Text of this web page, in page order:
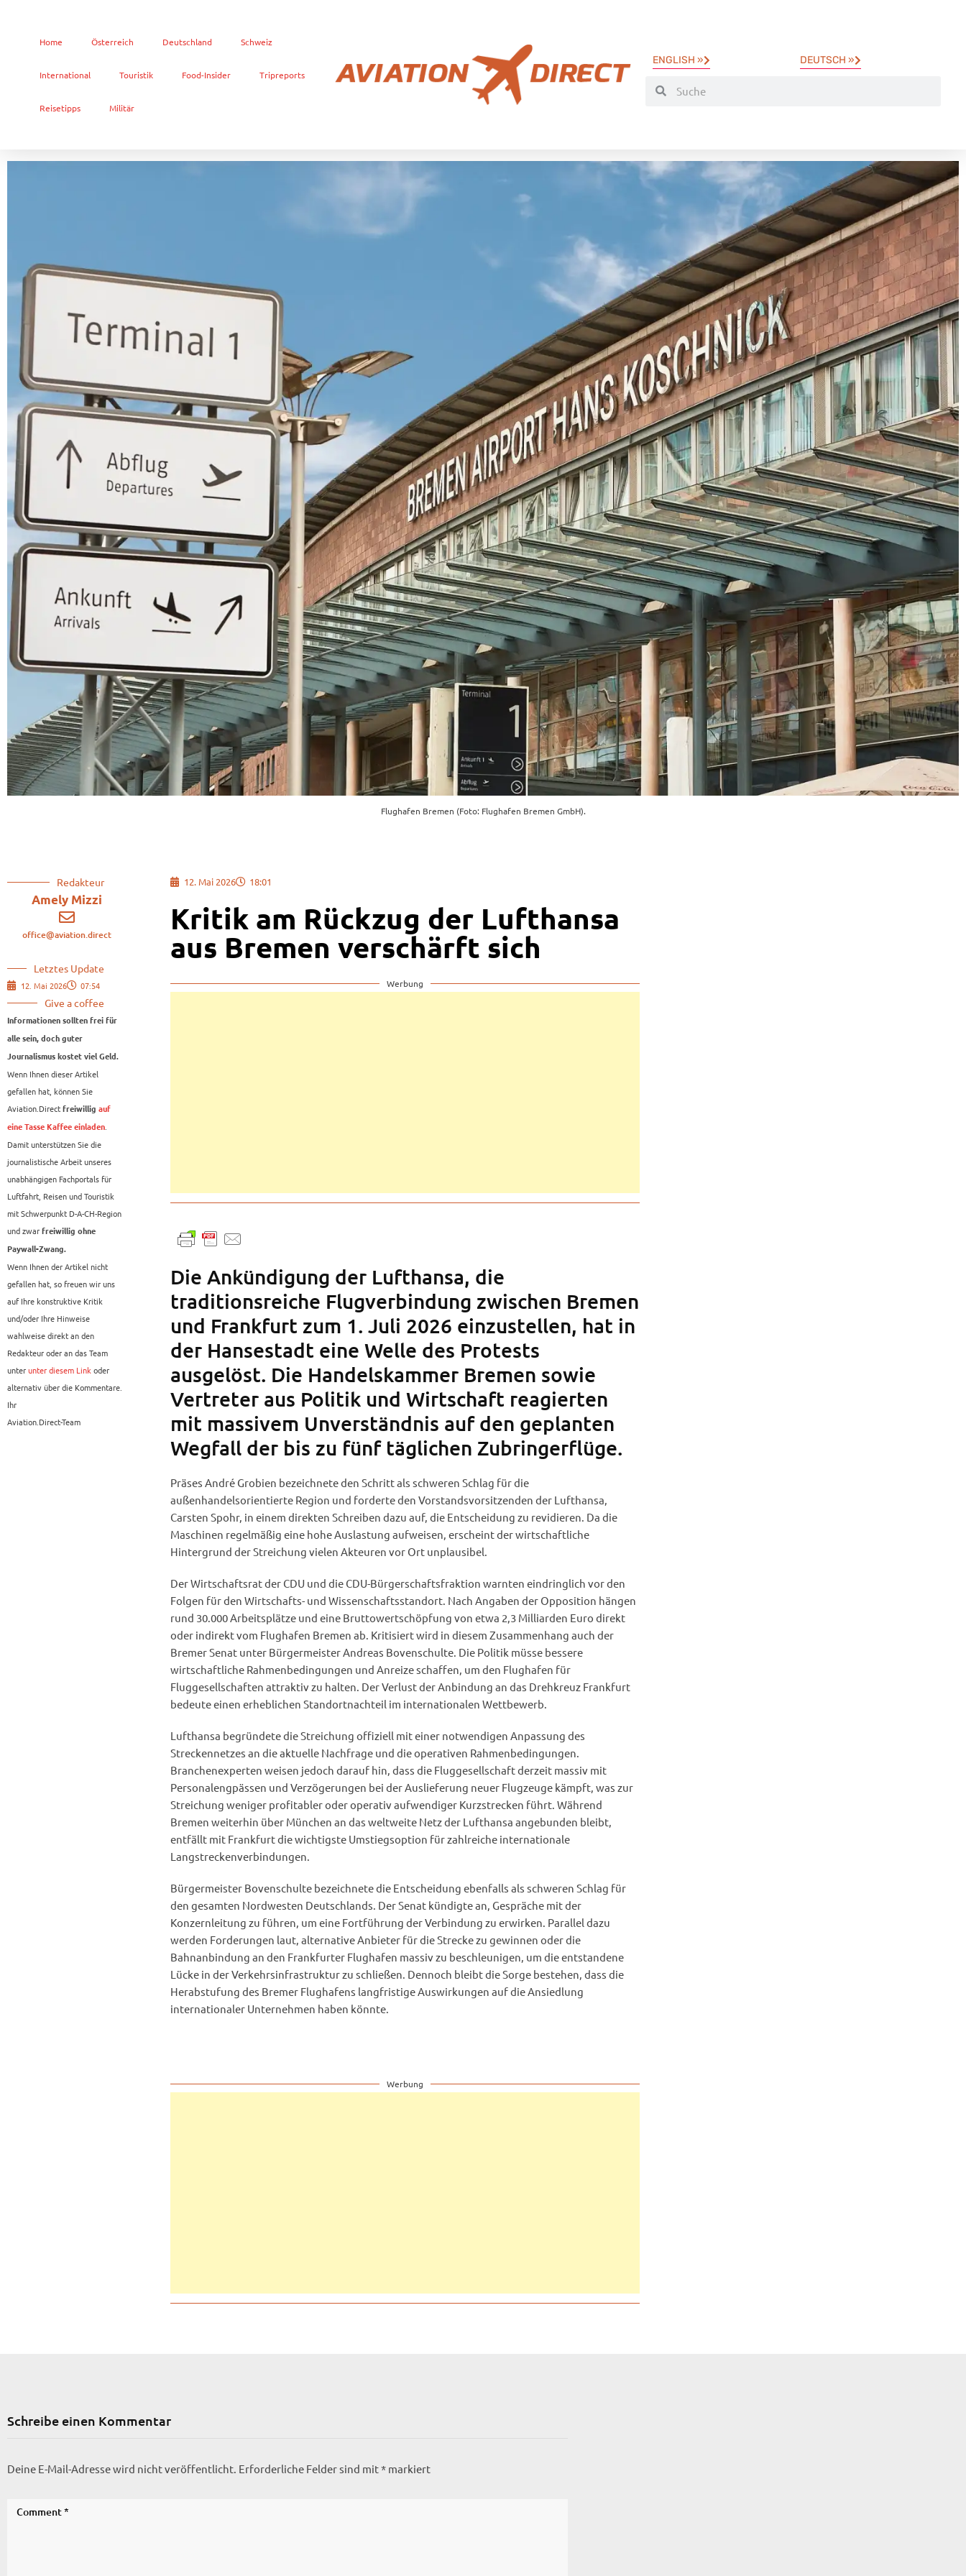
Home Österreich Deutschland Schweiz
International Touristik Food-Insider Tripreports
Reisetipps Militär
ENGLISH » DEUTSCH »
Flughafen Bremen (Foto: Flughafen Bremen GmbH).
Redakteur
Amely Mizzi
office@aviation.direct
Letztes Update
12. Mai 2026 07:54
Give a coffee
Informationen sollten frei für
alle sein, doch guter
Journalismus kostet viel Geld.
Wenn Ihnen dieser Artikel
gefallen hat, können Sie
Aviation.Direct freiwillig auf
eine Tasse Kaffee einladen
Damit unterstützen Sie die
journalistische Arbeit unseres
unabhängigen Fachportals für
Luftfahrt, Reisen und Touristik
mit Schwerpunkt D-A-CH-Region
und zwar freiwillig ohne
Paywall-Zwang.
Wenn Ihnen der Artikel nicht
gefallen hat, so freuen wir uns
auf Ihre konstruktive Kritik
und/oder Ihre Hinweise
wahlweise direkt an den
Redakteur oder an das Team
unterunter diesem Link oder
alternativ über die Kommentare.
Ihr
Aviation.Direct-Team
12. Mai 2026 18:01
Kritik am Rückzug der Lufthansa
aus Bremen verschärft sich
Werbung
Die Ankündigung der Lufthansa, die
traditionsreiche Flugverbindung zwischen Bremen
und Frankfurt zum 1. Juli 2026 einzustellen, hat in
der Hansestadt eine Welle des Protests
ausgelöst. Die Handelskammer Bremen sowie
Vertreter aus Politik und Wirtschaft reagierten
mit massivem Unverständnis auf den geplanten
Wegfall der bis zu fünf täglichen Zubringerflüge.
Präses André Grobien bezeichnete den Schritt als schweren Schlag für die
außenhandelsorientierte Region und forderte den Vorstandsvorsitzenden der Lufthansa,
Carsten Spohr, in einem direkten Schreiben dazu auf, die Entscheidung zu revidieren. Da die
Maschinen regelmäßig eine hohe Auslastung aufweisen, erscheint der wirtschaftliche
Hintergrund der Streichung vielen Akteuren vor Ort unplausibel.
Der Wirtschaftsrat der CDU und die CDU-Bürgerschaftsfraktion warnten eindringlich vor den
Folgen für den Wirtschafts- und Wissenschaftsstandort. Nach Angaben der Opposition hängen
rund 30.000 Arbeitsplätze und eine Bruttowertschöpfung von etwa 2,3 Milliarden Euro direkt
oder indirekt vom Flughafen Bremen ab. Kritisiert wird in diesem Zusammenhang auch der
Bremer Senat unter Bürgermeister Andreas Bovenschulte. Die Politik müsse bessere
wirtschaftliche Rahmenbedingungen und Anreize schaffen, um den Flughafen für
Fluggesellschaften attraktiv zu halten. Der Verlust der Anbindung an das Drehkreuz Frankfurt
bedeute einen erheblichen Standortnachteil im internationalen Wettbewerb.
Lufthansa begründete die Streichung offiziell mit einer notwendigen Anpassung des
Streckennetzes an die aktuelle Nachfrage und die operativen Rahmenbedingungen.
Branchenexperten weisen jedoch darauf hin, dass die Fluggesellschaft derzeit massiv mit
Personalengpässen und Verzögerungen bei der Auslieferung neuer Flugzeuge kämpft, was zur
Streichung weniger profitabler oder operativ aufwendiger Kurzstrecken führt. Während
Bremen weiterhin über München an das weltweite Netz der Lufthansa angebunden bleibt,
entfällt mit Frankfurt die wichtigste Umstiegsoption für zahlreiche internationale
Langstreckenverbindungen.
Bürgermeister Bovenschulte bezeichnete die Entscheidung ebenfalls als schweren Schlag für
den gesamten Nordwesten Deutschlands. Der Senat kündigte an, Gespräche mit der
Konzernleitung zu führen, um eine Fortführung der Verbindung zu erwirken. Parallel dazu
werden Forderungen laut, alternative Anbieter für die Strecke zu gewinnen oder die
Bahnanbindung an den Frankfurter Flughafen massiv zu beschleunigen, um die entstandene
Lücke in der Verkehrsinfrastruktur zu schließen. Dennoch bleibt die Sorge bestehen, dass die
Herabstufung des Bremer Flughafens langfristige Auswirkungen auf die Ansiedlung
internationaler Unternehmen haben könnte.
Werbung
Schreibe einen Kommentar
Deine E-Mail-Adresse wird nicht veröffentlicht. Erforderliche Felder sind mit* markiert